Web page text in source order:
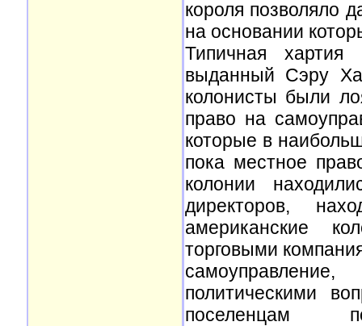
короля позволяло
на основании
Типичная
выданный Сэру
колонисты были
право на
которые в
пока местное
колонии
директоров,
американские
торговыми
политическими
поселенцам